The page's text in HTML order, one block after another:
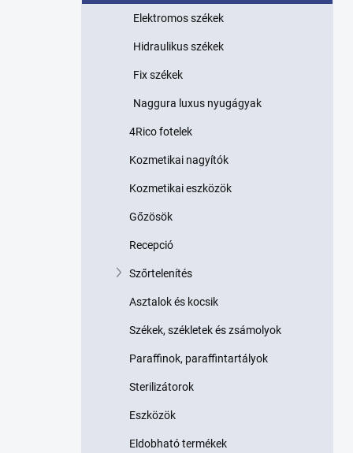
p
Elektromos székek
Hidraulikus székek
Fix székek
Naggura luxus nyugágyak
4Rico fotelek
Kozmetikai nagyítók
Kozmetikai eszközök
Gőzösök
Recepció
Szőrtelenítés
Asztalok és kocsik
Székek, székletek és zsámolyok
Paraffinok, paraffintartályok
Sterilizátorok
Eszközök
Eldobható termékek